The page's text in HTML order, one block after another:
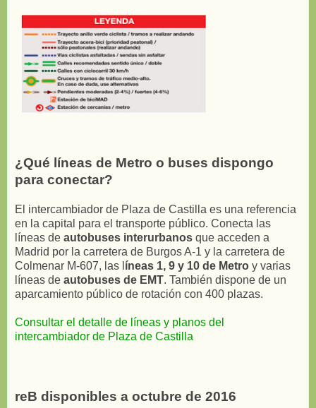
¿Qué líneas de Metro o buses dispongo
para conectar?
El intercambiador de Plaza de Castilla es una referencia
en la capital para el transporte público. Conecta las
líneas de autobuses interurbanos que acceden a
Madrid por la carretera de Burgos A-1 y la carretera de
Colmenar M-607, las l íneas 1, 9 y 10 de Metro y varias
líneas de autobuses de EMT. También dispone de un
aparcamiento público de rotación con 400 plazas.
Consultar el detalle de líneas y planos del
intercambiador de Plaza de Castilla
reB disponibles a octubre de 2016